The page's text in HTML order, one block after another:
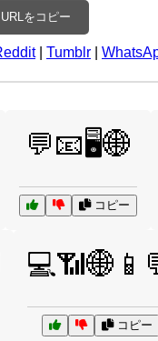
URLをコピー
| Tumblr
💬📧🖥️🌐
コピー
コピー